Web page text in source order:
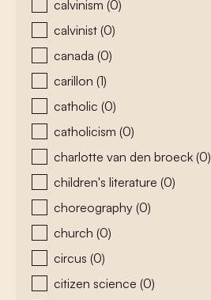
calvinism (0)
calvinist (0)
canada (0)
carillon (1)
catholic (0)
catholicism (0)
charlotte van den broeck (0)
children's literature (0)
choreography (0)
church (0)
circus (0)
citizen science (0)